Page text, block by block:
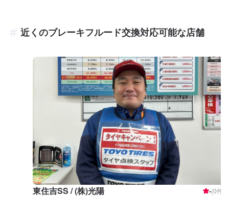
近くのブレーキフルード交換対応可能な店舗
東住吉SS / (株)光陽 -(0件)